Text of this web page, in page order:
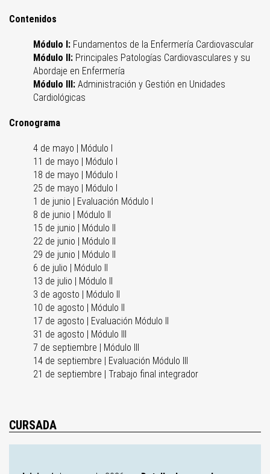
Contenidos
Módulo I: Fundamentos de la Enfermería Cardiovascular
Módulo II: Principales Patologías Cardiovasculares y su
Abordaje en Enfermería
Módulo III: Administración y Gestión en Unidades
Cardiológicas
Cronograma
4 de mayo | Módulo I
11 de mayo | Módulo I
18 de mayo | Módulo I
25 de mayo | Módulo I
1 de junio | Evaluación Módulo I
8 de junio | Módulo II
15 de junio | Módulo II
22 de junio | Módulo II
29 de junio | Módulo II
6 de julio | Módulo II
13 de julio | Módulo II
3 de agosto | Módulo II
10 de agosto | Módulo II
17 de agosto | Evaluación Módulo II
31 de agosto | Módulo III
7 de septiembre | Módulo III
14 de septiembre | Evaluación Módulo III
21 de septiembre | Trabajo final integrador
CURSADA